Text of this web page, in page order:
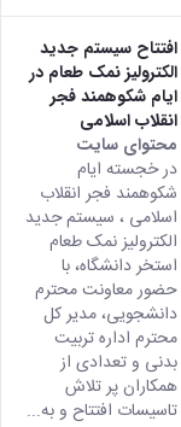
افتتاح سیستم جدید
الکترولیز نمک طعام در
ایام شکوهمند فجر
انقلاب اسلامی
محتوای سایت
در خجسته ایام
شکوهمند فجر انقلاب
اسلامی ، سیستم جدید
الکترولیز نمک طعام
استخر دانشگاه، با
حضور معاونت محترم
دانشجویی، مدیر کل
محترم اداره تربیت
بدنی و تعدادی از
همکاران پر تلاش
تاسیسات افتتاح و به...